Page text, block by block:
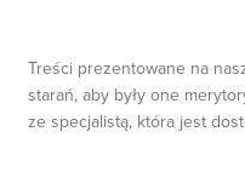
Treści prezentowane na
starań, aby były one
ze specjalistą, która jest